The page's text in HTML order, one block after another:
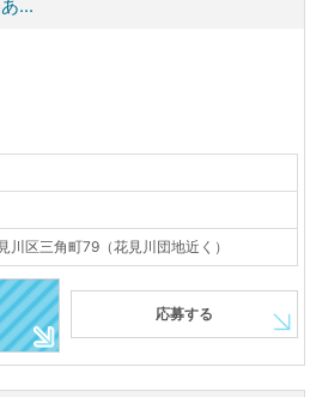
...
川区三角町79（花見川団地近く）
応募する